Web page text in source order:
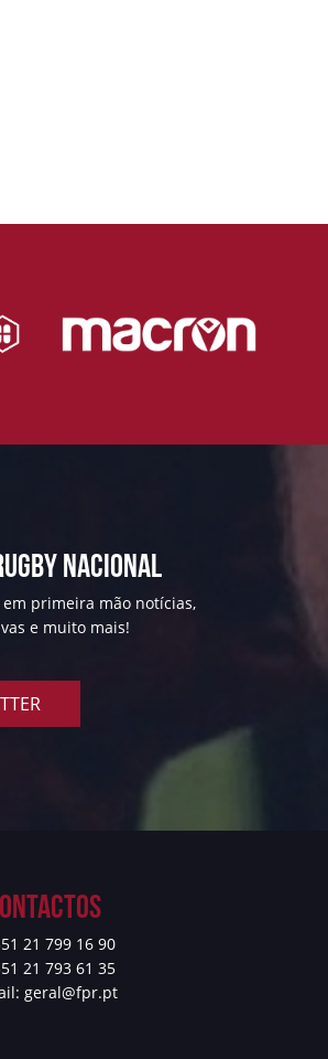
NACIONAL
primeira mão notícias,
e muito mais!
21 799 16 90
21 793 61 35
geral@fpr.pt